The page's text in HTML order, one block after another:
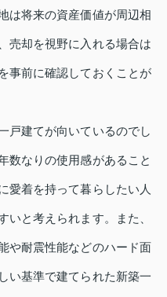
は将来の資産価値が周辺相
売却を視野に入れる場合は
事前に確認しておくことが
戸建てが向いているのでし
数なりの使用感があること
愛着を持って暮らしたい人
いと考えられます。また、
や耐震性能などのハード面
い基準で建てられた新築一